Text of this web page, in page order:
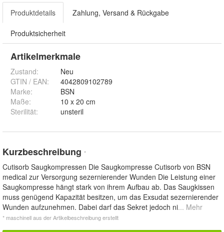
Produktdetails Zahlung, Versand & Rückgabe
Produktsicherheit
Artikelmerkmale
Zustand:
Neu
GTIN / EAN:
4042809102789
Marke:
BSN
Maße:
10 x 20 cm
Sterilität: unsteril
Kurzbeschreibung *
Cutisorb Saugkompressen Die Saugkompresse Cutisorb von BSN
medical zur Versorgung sezernierender Wunden Die Leistung einer
Saugkompresse hängt stark von ihrem Aufbau ab. Das Saugkissen
muss genügend Kapazität besitzen, um das Exsudat sezernierender
Wunden aufzunehmen. Dabei darf das Sekret jedoch ni... Mehr
* maschinell aus der Artikelbeschreibung erstellt